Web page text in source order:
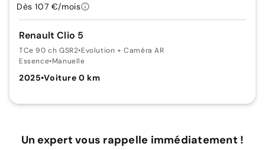
Renault Clio 5
TCe 90 ch GSR2•Evolution + Caméra AR
Essence•Manuelle
2025•Voiture 0 km
Dès 107 €/mois
Un expert vous rappelle immédiatement !